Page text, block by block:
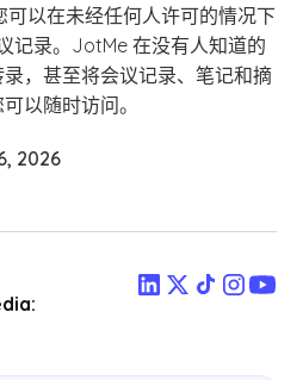
以在未经任何人许可的情况下
记录。JotMe 在没有人知道的
，甚至将会议记录、笔记和摘
以随时访问。
2026